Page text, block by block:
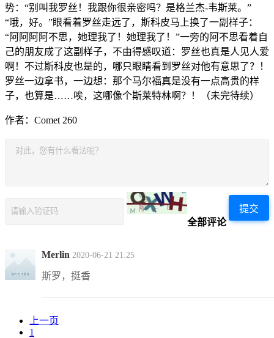
势：“别叫我罗丝！我跟你很亲密吗？是格兰杰-韦斯莱。”
“哦，好。”眼看着罗丝走远了，斯科皮马上换了一副样子：
“阿阿阿阿不思，她理我了！她理我了！”一旁的阿不思看着自
己的朋友成了这副样子，不由得感叹道：罗丝也真是人见人爱
啊！不过斯科皮也是的，哪只眼睛看到罗丝对他有意思了？！
罗丝一边拿书，一边想：那个马尔福真是没有一点高贵的样
子，也算是……唉，这哪像个斯莱特林啊？！（未完待续）
作者：Comet 260
提交
全部评论
Merlin 2020-06-21 21:25
斯罗，挺香
上一页
1